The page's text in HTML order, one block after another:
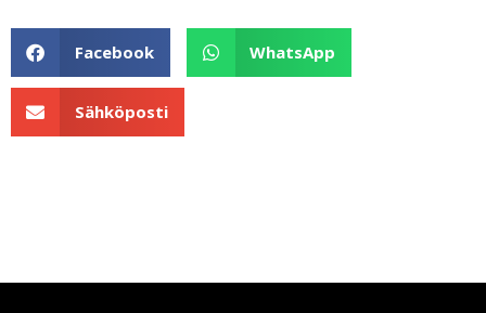
Facebook WhatsApp
Sähköposti